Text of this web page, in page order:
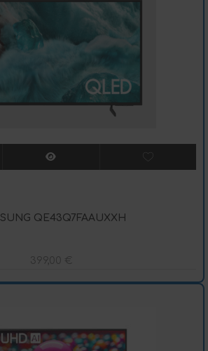
QE43Q7FAAUXXH
399,00 €